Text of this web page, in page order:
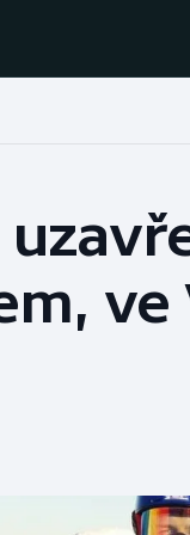
Baseball a softbal
Basketbalve